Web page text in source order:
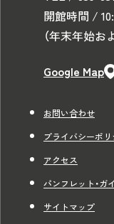
開館時間 /
（年末年始お
Google Map
お問い合わせ
プライバシーポリ
アクセス
パンフレット・ガ
サイトマップ